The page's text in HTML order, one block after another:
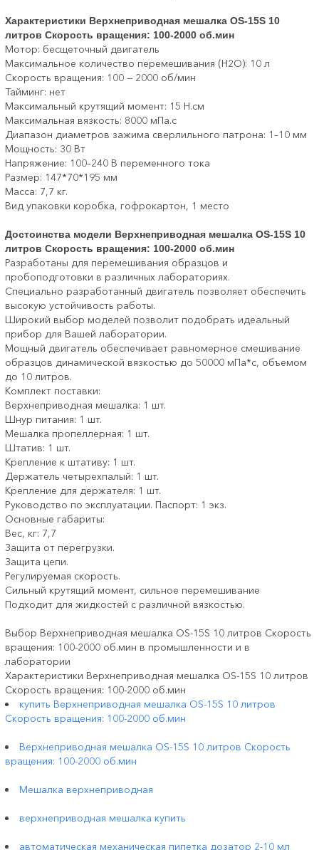
Характеристики Верхнеприводная мешалка ОS-15S 10
литров Скорость вращения: 100-2000 об.мин
Мотор: бесщеточный двигатель
Максимальное количество перемешивания (H2O): 10 л
Скорость вращения: 100 — 2000 об/мин
Тайминг: нет
Максимальный крутящий момент: 15 Н.см
Максимальная вязкость: 8000 мПа.с
Диапазон диаметров зажима сверлильного патрона: 1–10 мм
Мощность: 30 Вт
Напряжение: 100–240 В переменного тока
Размер: 147*70*195 мм
Масса: 7,7 кг.
Вид упаковки коробка, гофрокартон, 1 место
Достоинства модели Верхнеприводная мешалка ОS-15S 10
литров Скорость вращения: 100-2000 об.мин
Разработаны для перемешивания образцов и
пробоподготовки в различных лабораториях.
Специально разработанный двигатель позволяет обеспечить
высокую устойчивость работы.
Широкий выбор моделей позволит подобрать идеальный
прибор для Вашей лаборатории.
Мощный двигатель обеспечивает равномерное смешивание
образцов динамической вязкостью до 50000 мПа*с, объемом
до 10 литров.
Комплект поставки:
Верхнеприводная мешалка: 1 шт.
Шнур питания: 1 шт.
Мешалка пропеллерная: 1 шт.
Штатив: 1 шт.
Крепление к штативу: 1 шт.
Держатель четырехпалый: 1 шт.
Крепление для держателя: 1 шт.
Руководство по эксплуатации. Паспорт: 1 экз.
Основные габариты:
Вес, кг: 7,7
Защита от перегрузки.
Защита цепи.
Регулируемая скорость.
Сильный крутящий момент, сильное перемешивание
Подходит для жидкостей с различной вязкостью.
Выбор Верхнеприводная мешалка ОS-15S 10 литров Скорость
вращения: 100-2000 об.мин в промышленности и в
лаборатории
Характеристики Верхнеприводная мешалка ОS-15S 10 литров
Скорость вращения: 100-2000 об.мин
купить Верхнеприводная мешалка ОS-15S 10 литров
Скорость вращения: 100-2000 об.мин
Верхнеприводная мешалка ОS-15S 10 литров Скорость
вращения: 100-2000 об.мин
Мешалка верхнеприводная
верхнеприводная мешалка купить
автоматическая механическая пипетка дозатор 2-10 мл